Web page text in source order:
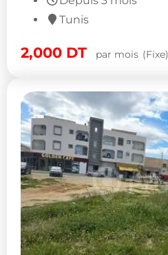
Tunis
2,000 DT par mois (Fixe)